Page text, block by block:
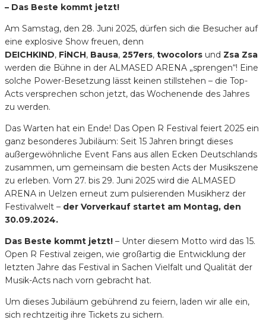
– Das Beste kommt jetzt!
Am Samstag, den 28. Juni 2025, dürfen sich die Besucher auf
eine explosive Show freuen, denn
DEICHKIND, FiNCH, Bausa, 257ers, twocolors und Zsa Zsa
werden die Bühne in der ALMASED ARENA „sprengen“! Eine
solche Power-Besetzung lässt keinen stillstehen – die Top-
Acts versprechen schon jetzt, das Wochenende des Jahres
zu werden.
Das Warten hat ein Ende! Das Open R Festival feiert 2025 ein
ganz besonderes Jubiläum: Seit 15 Jahren bringt dieses
außergewöhnliche Event Fans aus allen Ecken Deutschlands
zusammen, um gemeinsam die besten Acts der Musikszene
zu erleben. Vom 27. bis 29. Juni 2025 wird die ALMASED
ARENA in Uelzen erneut zum pulsierenden Musikherz der
Festivalwelt – der Vorverkauf startet am Montag, den
30.09.2024.
Das Beste kommt jetzt! – Unter diesem Motto wird das 15.
Open R Festival zeigen, wie großartig die Entwicklung der
letzten Jahre das Festival in Sachen Vielfalt und Qualität der
Musik-Acts nach vorn gebracht hat.
Um dieses Jubiläum gebührend zu feiern, laden wir alle ein,
sich rechtzeitig ihre Tickets zu sichern.